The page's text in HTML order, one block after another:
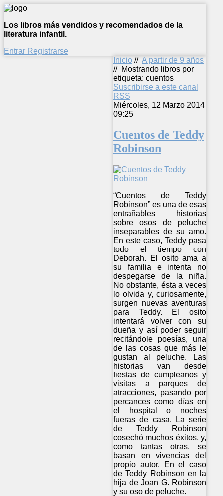
Los libros más vendidos y recomendados de la
literatura infantil.
Entrar Registrarse
Inicio // A partir de 9 años
// Mostrando libros por
etiqueta: cuentos
Suscribirse a este canal
RSS
Miércoles, 12 Marzo 2014
09:25
Cuentos de Teddy
Robinson
“Cuentos de Teddy
Robinson” es una de esas
entrañables historias
sobre osos de peluche
inseparables de su amo.
En este caso, Teddy pasa
todo el tiempo con
Deborah. El osito ama a
su familia e intenta no
despegarse de la niña.
No obstante, ésta a veces
lo olvida y, curiosamente,
surgen nuevas aventuras
para Teddy. El osito
intentará volver con su
dueña y así poder seguir
recitándole poesías, una
de las cosas que más le
gustan al peluche. Las
historias van desde
fiestas de cumpleaños y
visitas a parques de
atracciones, pasando por
percances como días en
el hospital o noches
fueras de casa. La serie
de Teddy Robinson
cosechó muchos éxitos, y,
como tantas otras, se
basan en vivencias del
propio autor. En el caso
de Teddy Robinson en la
hija de Joan G. Robinson
y su oso de peluche.